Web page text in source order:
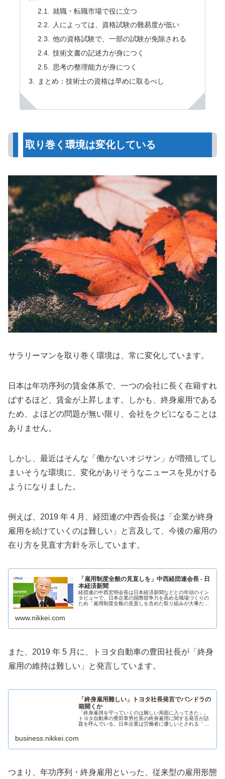
就職・転職市場で役に立つ
人によっては、資格試験の難易度が低い
他の資格試験で、一部の試験が免除される
技術文書の記述力が身につく
思考の整理能力が身につく
まとめ：技術士の資格は早めに取るべし
取り巻く環境は変化している
サラリーマンを取り巻く環境は、常に変化しています。
日本は年功序列の賃金体系で、一つの会社に長く在籍すれ
ばするほど、賃金が上昇します。しかも、終身雇用である
ため、よほどの問題が無い限り、会社をクビになることは
ありません。
しかし、最近はそんな「働かないオジサン」が増殖してし
まいそうな環境に、変化がありそうなニュースを見かける
ようになりました。
例えば、2019 年 4 月、経団連の中西会長は「企業が終身
雇用を続けていくのは難しい」と言及して、今後の雇用の
在り方を見直す方針を示しています。
「雇用制度全般の見直しを」中西経団連会長 - 日
本経済新聞
経団連の中西宏明会長は日本経済新聞などとの年頭のイン
タビューで、日本企業の国際競争力を高める職場づくりの
ため「雇用制度全般の見直しを含めた取り組みが大事だ」
www.nikkei.com
また、2019 年 5 月に、トヨタ自動車の豊田社長が「終身
雇用の維持は難しい」と発言しています。
「終身雇用難しい」トヨタ社長発言でパンドラの
箱開くか
「終身雇用を守っていくのは難しい局面に入ってきた」。
トヨタ自動車の豊田章男社長の終身雇用に関する発言が話
題を呼んでいる。日本企業は労働者に優しいとされる「日
business.nikkei.com
つまり、年功序列・終身雇用といった、従来型の雇用形態